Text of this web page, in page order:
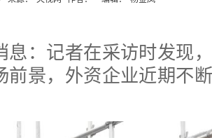
：记者在采访时发现，
前景，外资企业近期不